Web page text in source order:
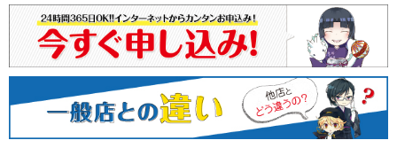
ナ
ゲ
ョ